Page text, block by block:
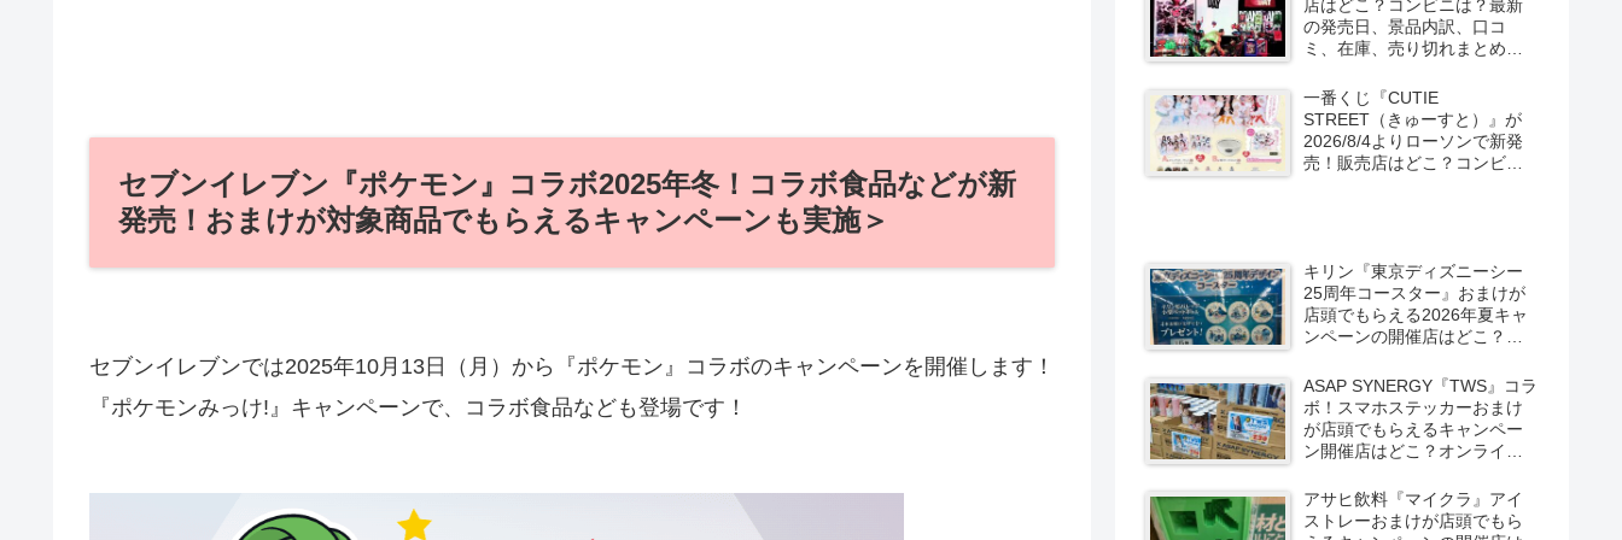
セブンイレブン『ポケモン』コラボ2025年冬！コラボ食品などが新
発売！おまけが対象商品でもらえるキャンペーンも実施＞
セブンイレブンでは2025年10月13日（月）から『ポケモン』コラボのキャンペーンを開催します！
『ポケモンみっけ!』キャンペーンで、コラボ食品なども登場です！
店はどこ？コンビニは？最新
の発売日、景品内訳、口コ
ミ、在庫、売り切れまとめ！
ニュー・デイが2026/8/7より
ローソン、ファミマなどで新
発売！
一番くじ『CUTIE
STREET（きゅーすと）』が
2026/8/4よりローソンで新発
売！販売店はどこ？コンビニ
キリン『東京ディズニーシー
25周年コースター』おまけが
店頭でもらえる2026年夏キャ
ンペーンの開催店はどこ？全6
ド、チップとデールなども！
ASAP SYNERGY『TWS』コラ
ボ！スマホステッカーおまけ
が店頭でもらえるキャンペー
ン開催店はどこ？オンライン
などで新発売！
アサヒ飲料『マイクラ』アイ
ストレーおまけが店頭でもら